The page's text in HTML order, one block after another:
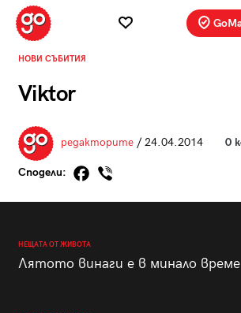
НОВИ СЪБИТИЯ
Viktor
редакторите/ 24.04.2014 0
Сподели:
НЕЩАТА ОТ ЖИВОТА
Лятото винаги е в минало време